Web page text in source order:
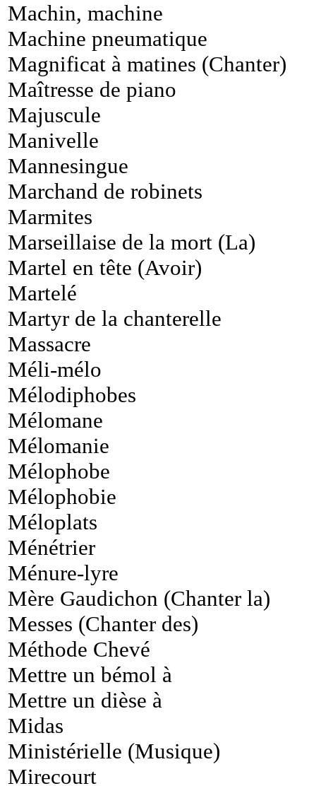
Machin, machine
Machine pneumatique
Magnificat à matines (Chanter)
Maîtresse de piano
Majuscule
Manivelle
Mannesingue
Marchand de robinets
Marmites
Marseillaise de la mort (La)
Martel en tête (Avoir)
Martelé
Martyr de la chanterelle
Massacre
Méli-mélo
Mélodiphobes
Mélomane
Mélomanie
Mélophobe
Mélophobie
Méloplats
Ménétrier
Ménure-lyre
Mère Gaudichon (Chanter la)
Messes (Chanter des)
Méthode Chevé
Mettre un bémol à
Mettre un dièse à
Midas
Ministérielle (Musique)
Mirecourt